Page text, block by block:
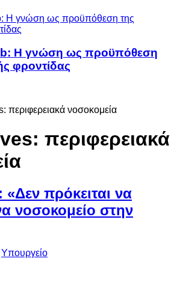
Η γνώση ως προϋπόθεση
φροντίδας
περιφερειακά νοσοκομεία
περιφερειακά
πρόκειται να
νοσοκομείο στην
Υπουργείο